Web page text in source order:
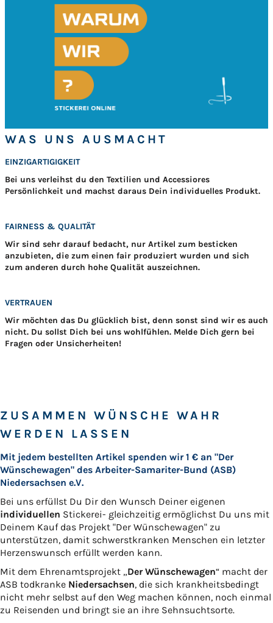
WAS UNS AUSMACHT
EINZIGARTIGIGKEIT
Bei uns verleihst du den Textilien und Accessiores
Persönlichkeit und machst daraus Dein individuelles Produkt.
FAIRNESS & QUALITÄT
Wir sind sehr darauf bedacht, nur Artikel zum besticken
anzubieten, die zum einen fair produziert wurden und sich
zum anderen durch hohe Qualität auszeichnen.
VERTRAUEN
Wir möchten das Du glücklich bist, denn sonst sind wir es auch
nicht. Du sollst Dich bei uns wohlfühlen. Melde Dich gern bei
Fragen oder Unsicherheiten!
ZUSAMMEN WÜNSCHE WAHR
WERDEN LASSEN
Mit jedem bestellten Artikel spenden wir 1 € an "Der
Wünschewagen" des Arbeiter-Samariter-Bund (ASB)
Niedersachsen e.V.
Bei uns erfüllst Du Dir den Wunsch Deiner eigenen
individuellen Stickerei- gleichzeitig ermöglichst Du uns mit
Deinem Kauf das Projekt "Der Wünschewagen" zu
unterstützen, damit schwerstkranken Menschen ein letzter
Herzenswunsch erfüllt werden kann.
Mit dem Ehrenamtsprojekt „Der Wünschewagen“ macht der
ASB todkranke Niedersachsen, die sich krankheitsbedingt
nicht mehr selbst auf den Weg machen können, noch einmal
zu Reisenden und bringt sie an ihre Sehnsuchtsorte.